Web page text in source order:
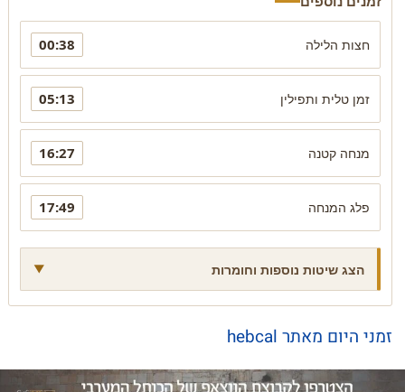
חצות הלילה 00:38
זמן טלית ותפילין 05:13
מנחה קטנה 16:27
פלג המנחה 17:49
הצג שיטות נוספות וחומרות
זמני היום מאתר hebcal